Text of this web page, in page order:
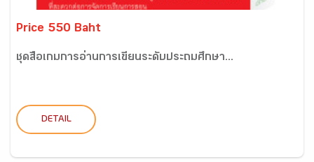
Price 550 Baht
ชุดสื่อเกมการอ่านการเขียนระดับประถมศึกษา...
DETAIL